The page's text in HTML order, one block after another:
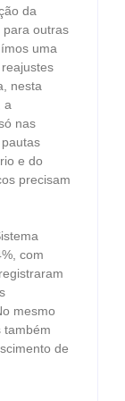
da
para outras
uma
nesta
a
nas
e do
precisam
com
mesmo
também
de